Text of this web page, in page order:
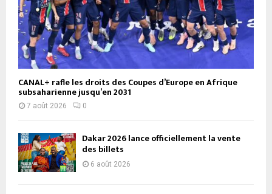
CANAL+ rafle les droits des Coupes d’Europe en Afrique
subsaharienne jusqu’en 2031
7 août 2026 0
Dakar 2026 lance officiellement la vente
des billets
6 août 2026